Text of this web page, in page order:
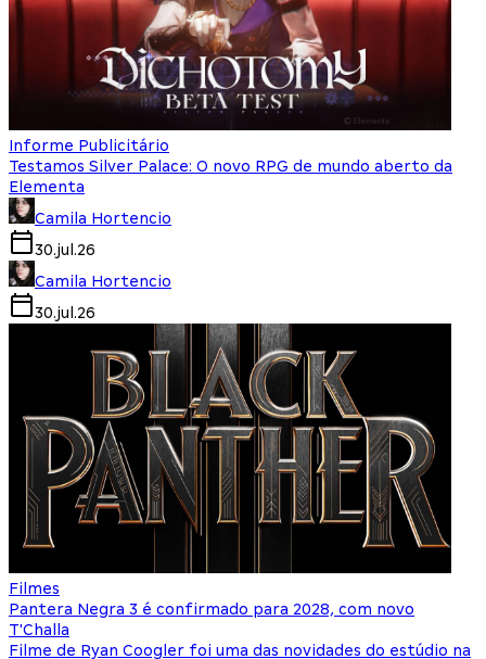
Informe Publicitário
Testamos Silver Palace: O novo RPG de mundo aberto da
Elementa
Camila Hortencio
30.jul.26
Camila Hortencio
30.jul.26
Filmes
Pantera Negra 3 é confirmado para 2028, com novo
T'Challa
Filme de Ryan Coogler foi uma das novidades do estúdio na